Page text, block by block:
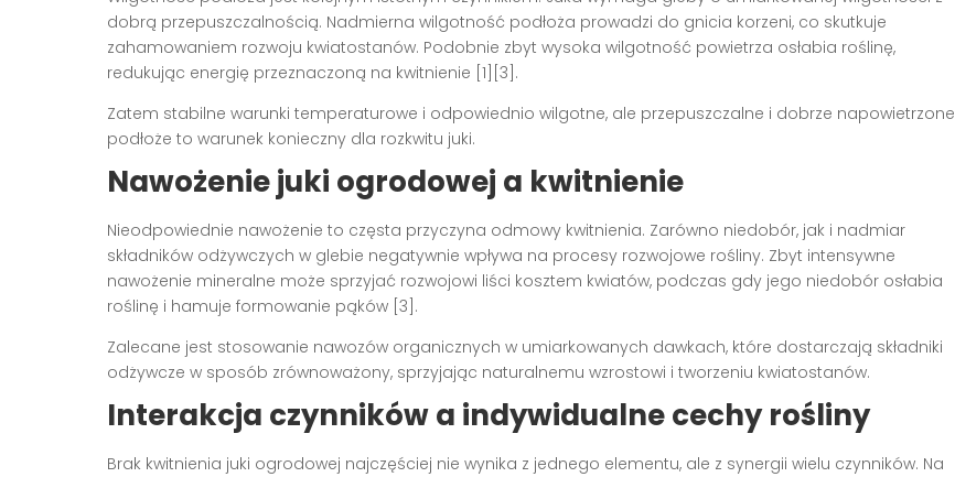
dobrą przepuszczalnością. Nadmierna wilgotność podłoża prowadzi do gnicia korzeni, co skutkuje
zahamowaniem rozwoju kwiatostanów. Podobnie zbyt wysoka wilgotność powietrza osłabia roślinę,
redukując energię przeznaczoną na kwitnienie [1][3].
Zatem stabilne warunki temperaturowe i odpowiednio wilgotne, ale przepuszczalne i dobrze napowietrzone
podłoże to warunek konieczny dla rozkwitu juki.
Nawożenie juki ogrodowej a kwitnienie
Nieodpowiednie nawożenie to częsta przyczyna odmowy kwitnienia. Zarówno niedobór, jak i nadmiar
składników odżywczych w glebie negatywnie wpływa na procesy rozwojowe rośliny. Zbyt intensywne
nawożenie mineralne może sprzyjać rozwojowi liści kosztem kwiatów, podczas gdy jego niedobór osłabia
roślinę i hamuje formowanie pąków [3].
Zalecane jest stosowanie nawozów organicznych w umiarkowanych dawkach, które dostarczają składniki
odżywcze w sposób zrównoważony, sprzyjając naturalnemu wzrostowi i tworzeniu kwiatostanów.
Interakcja czynników a indywidualne cechy rośliny
Brak kwitnienia juki ogrodowej najczęściej nie wynika z jednego elementu, ale z synergii wielu czynników. Na